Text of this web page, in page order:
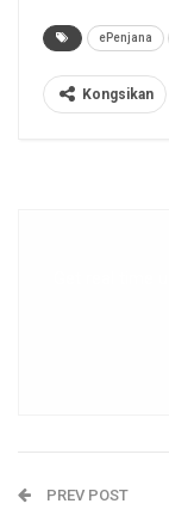
ePenjana
Kongsikan
PREV POST